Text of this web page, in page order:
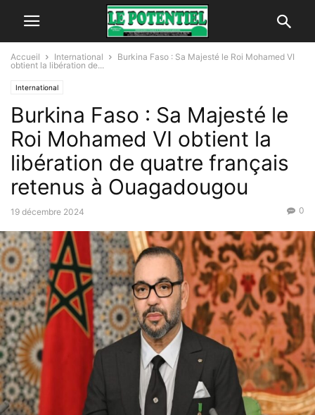
Accueil International
Burkina Faso : Sa Majesté le Roi Mohamed VI
obtient la libération de...
International
Burkina Faso : Sa Majesté le
Roi Mohamed VI obtient la
libération de quatre français
retenus à Ouagadougou
19 décembre 2024 0